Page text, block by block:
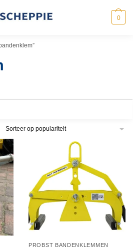
0
PROBST BANDENKLEMMEN